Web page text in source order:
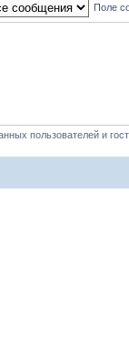
Поле
пользователей и